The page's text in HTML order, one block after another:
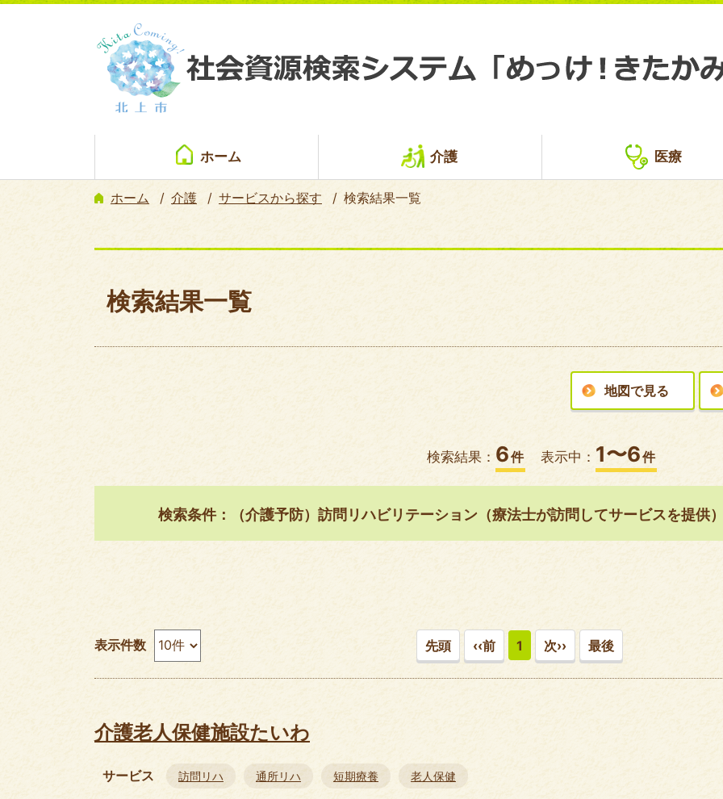
ホーム 介護 医療
ホーム 介護 サービスから探す 検索結果一覧
検索結果一覧
地図で見る
検索結果： 6件 表示中： 1〜6件
検索条件：（介護予防）訪問リハビリテーション（療法士が訪問してサービスを提供
表示件数 先頭 ‹‹前 1 次›› 最後
介護老人保健施設たいわ
サービス 訪問リハ 通所リハ 短期療養 老人保健